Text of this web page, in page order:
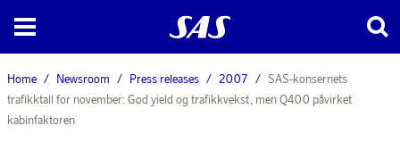
Home Newsroom Press releases 2007
SAS-konsernets
trafikktall for november: God yield og trafikkvekst, men Q400 påvirket
kabinfaktoren